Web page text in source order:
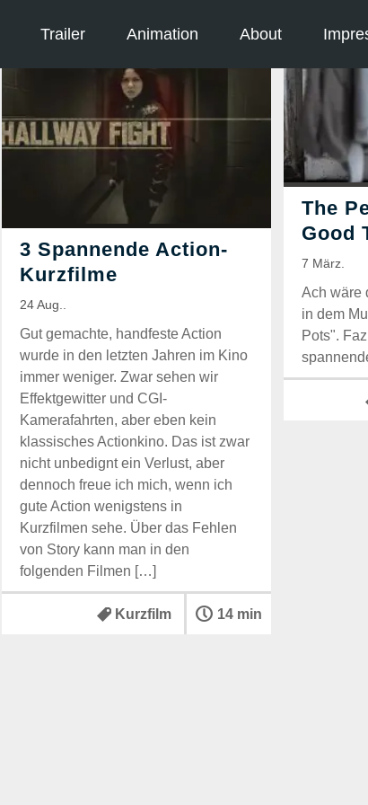
Trailer Animation About
Gut gemachte, handfeste Action
wurde in den letzten Jahren im Kino
immer weniger. Zwar sehen wir
Effektgewitter und CGI-
Kamerafahrten, aber eben kein
klassisches Actionkino. Das ist zwar
nicht unbedignt ein Verlust, aber
dennoch freue ich mich, wenn ich
gute Action wenigstens in
Kurzfilmen sehe. Über das Fehlen
von Story kann man in den
folgenden Filmen […]
Kurzfilm 14 min
Ach wäre
in dem
Pots".